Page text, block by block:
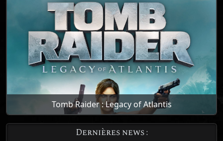
Tomb Raider : Legacy of Atlantis
Dernières news :